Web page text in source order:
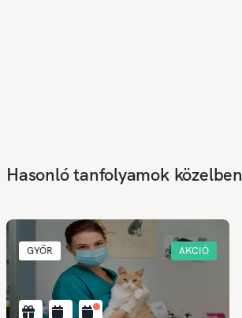
Hasonló tanfolyamok közelben
GYŐR AKCIÓ